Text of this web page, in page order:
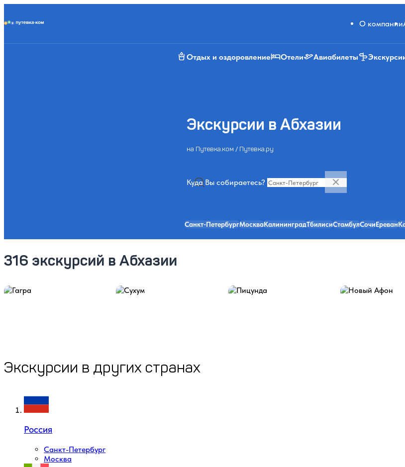
О компании
Отдых и оздоровление Отели Авиабилеты
Экскурсии в Абхазии
на Путевка.ком / Путевка.ру
Куда Вы собираетесь?
Санкт-ПетербургМоскваКалининградТбилисиСтамбулСочиЕреван
316 экскурсий в Абхазии
Экскурсии в других странах
Россия
Санкт-Петербург
Москва